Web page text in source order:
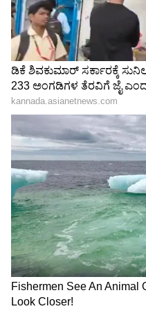
9
ಜೀವನ ಸಂಗಾತಿಗೆ ಹಳೆ
ಸಂಬಂಧ ತಜ್ಞರ ಪ್ರಕಾರ,
partner) ಹೊಸ
ನಿಮ್ಮ ಹಿಂದಿನ ಸಂಬಂಧದ
ನಿಮ್ಮ ಪ್ರಾಮಾಣಿಕತೆ
ಗುಣಮಟ್ಟವನ್ನು
ಸಂಬಂಧಕ್ಕೆ ಬಹಳ ಮುಖ್ಯ.